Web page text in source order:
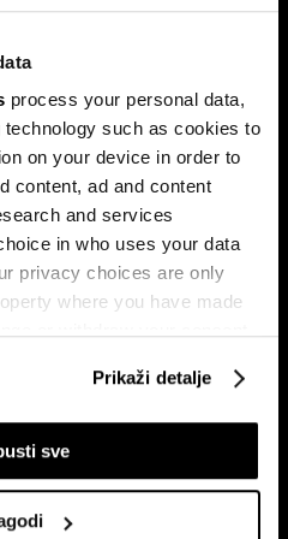
process your personal data,
such as cookies to
on your device in order to
content, ad and content
and services
in who uses your data
privacy choices are only
where you have made
like to:
your geographical
Prikaži detalje
sve
tri četvrtine ekonomije pod
Može li Donald Trump okončati
rat prije kraja mandata